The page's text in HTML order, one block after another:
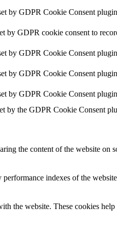
by GDPR Cookie Consent
by GDPR cookie consent to
by GDPR Cookie Consent
by GDPR Cookie Consent
by GDPR Cookie Consent
by the GDPR Cookie Consent
the content of the website on
indexes of the
the website. These cookies